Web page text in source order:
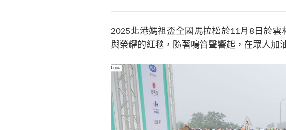
2025北港媽祖盃全國馬拉松於11月8日於
與榮耀的紅毯，隨著鳴笛聲響起，在眾人加